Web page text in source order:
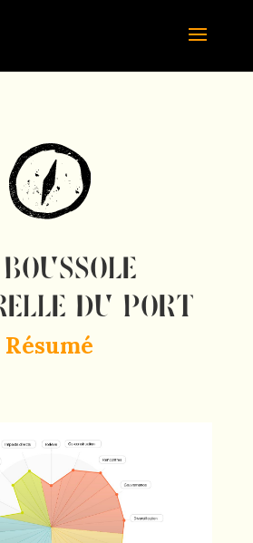
du Port
Résumé